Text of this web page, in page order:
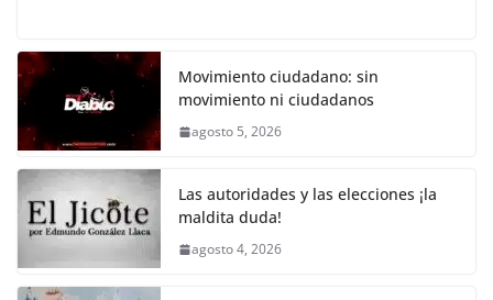
k
c
e
b
o
o
k
itt
er s
A
p
y
Li
k
gr
a
e
Movimiento ciudadano: sin
movimiento ni ciudadanos
agosto 5, 2026
Las autoridades y las elecciones ¡la
maldita duda!
agosto 4, 2026